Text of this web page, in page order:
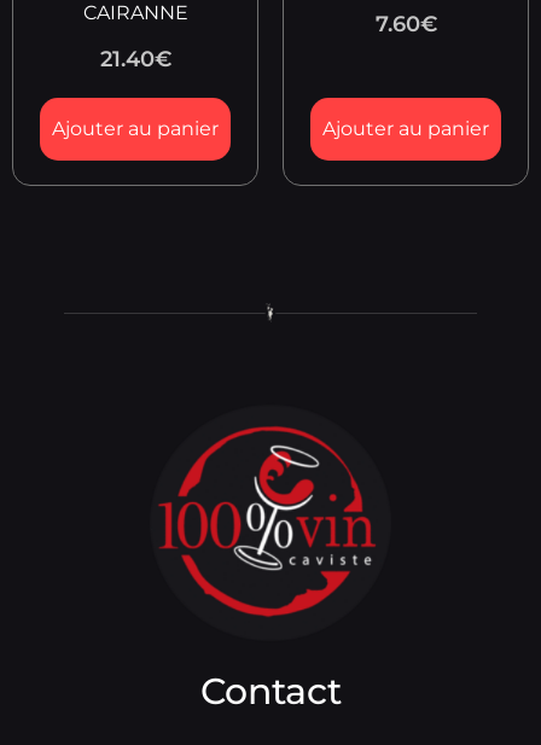
CAIRANNE
21.40€
Ajouter au panier
7.60€
Ajouter au panier
Contact